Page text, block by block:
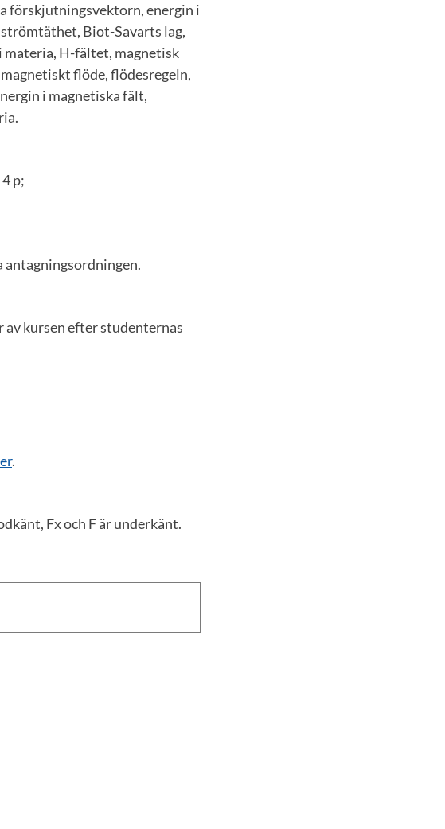
förskjutningsvektorn, energin i
Biot-Savarts lag,
materia, H-fältet, magnetisk
flöde, flödesregeln,
i magnetiska fält,
p;
antagningsordningen.
av kursen efter studenternas
.
Fx och F är underkänt.